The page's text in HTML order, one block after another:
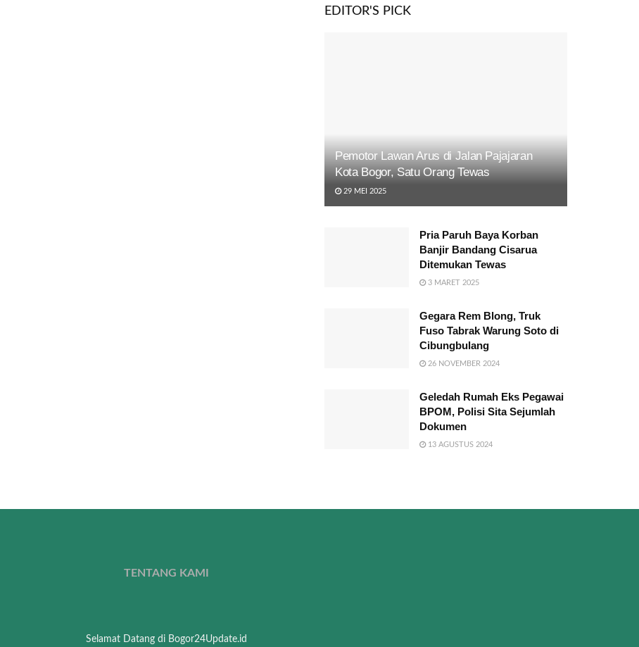
EDITOR'S PICK
Pemotor Lawan Arus di Jalan Pajajaran
Kota Bogor, Satu Orang Tewas
29 MEI 2025
Pria Paruh Baya Korban
Banjir Bandang Cisarua
Ditemukan Tewas
3 MARET 2025
Gegara Rem Blong, Truk
Fuso Tabrak Warung Soto di
Cibungbulang
26 NOVEMBER 2024
Geledah Rumah Eks Pegawai
BPOM, Polisi Sita Sejumlah
Dokumen
13 AGUSTUS 2024
TENTANG KAMI
Selamat Datang di Bogor24Update.id